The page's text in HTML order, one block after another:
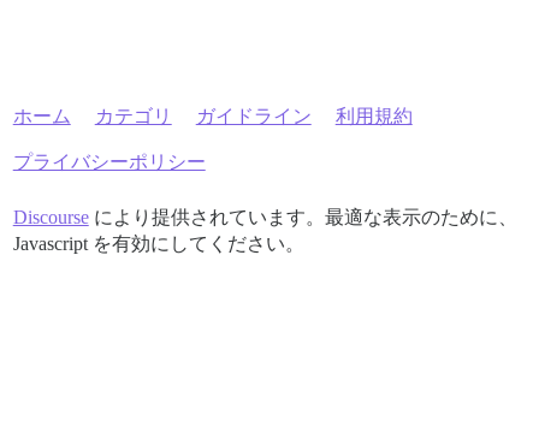
ホーム カテゴリ ガイドライン 利用規約
プライバシーポリシー
Discourseにより提供されています。最適な表示のために、
Javascript を有効にしてください。